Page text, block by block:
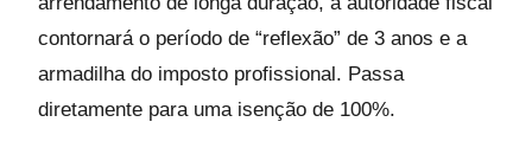
contornará o período de “reflexão” de 3 anos e a
armadilha do imposto profissional. Passa
diretamente para uma isenção de 100%.